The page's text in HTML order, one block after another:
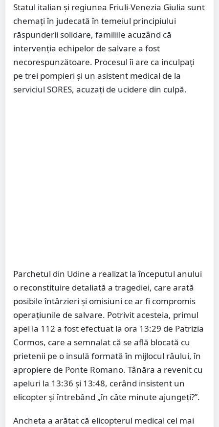
Statul italian și regiunea Friuli-Venezia Giulia sunt
chemați în judecată în temeiul principiului
răspunderii solidare, familiile acuzând că
intervenția echipelor de salvare a fost
necorespunzătoare. Procesul îi are ca inculpați
pe trei pompieri și un asistent medical de la
serviciul SORES, acuzați de ucidere din culpă.
Parchetul din Udine a realizat la începutul anului
o reconstituire detaliată a tragediei, care arată
posibile întârzieri și omisiuni ce ar fi compromis
operațiunile de salvare. Potrivit acesteia, primul
apel la 112 a fost efectuat la ora 13:29 de Patrizia
Cormos, care a semnalat că se află blocată cu
prietenii pe o insulă formată în mijlocul râului, în
apropiere de Ponte Romano. Tânăra a revenit cu
apeluri la 13:36 și 13:48, cerând insistent un
elicopter și întrebând „în câte minute ajungeți?”.
Ancheta a arătat că elicopterul medical cel mai